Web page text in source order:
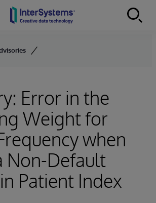
Error in the
Weight for
when
Non-Default
Patient Index